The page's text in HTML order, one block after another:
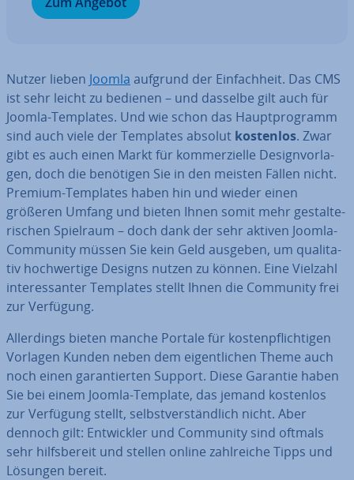
Nutzer lieben Joomla aufgrund der Ein­fach­heit. Das CMS
ist sehr leicht zu bedienen – und dasselbe gilt auch für
Joomla-Templates. Und wie schon das Haupt­pro­gramm
sind auch viele der Templates absolut kostenlos. Zwar
gibt es auch einen Markt für kom­mer­zi­el­le De­sign­vor­la­
gen, doch die benötigen Sie in den meisten Fällen nicht.
Premium-Templates haben hin und wieder einen
größeren Umfang und bieten Ihnen somit mehr ge­stal­te­
ri­schen Spielraum – doch dank der sehr aktiven Joomla-
Community müssen Sie kein Geld ausgeben, um qua­li­ta­
tiv hoch­wer­ti­ge Designs nutzen zu können. Eine Vielzahl
in­ter­es­san­ter Templates stellt Ihnen die Community frei
zur Verfügung.
Al­ler­dings bieten manche Portale für kos­ten­pflich­ti­gen
Vorlagen Kunden neben dem ei­gent­li­chen Theme auch
noch einen ga­ran­tier­ten Support. Diese Garantie haben
Sie bei einem Joomla-Template, das jemand kostenlos
zur Verfügung stellt, selbst­ver­ständ­lich nicht. Aber
dennoch gilt: Ent­wick­ler und Community sind oftmals
sehr hilfs­be­reit und stellen online zahl­rei­che Tipps und
Lösungen bereit.